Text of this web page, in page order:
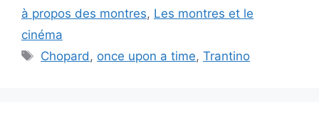
à propos des montres, Les montres et le
cinéma
Étiquettes
Chopard , once upon a time,Trantino